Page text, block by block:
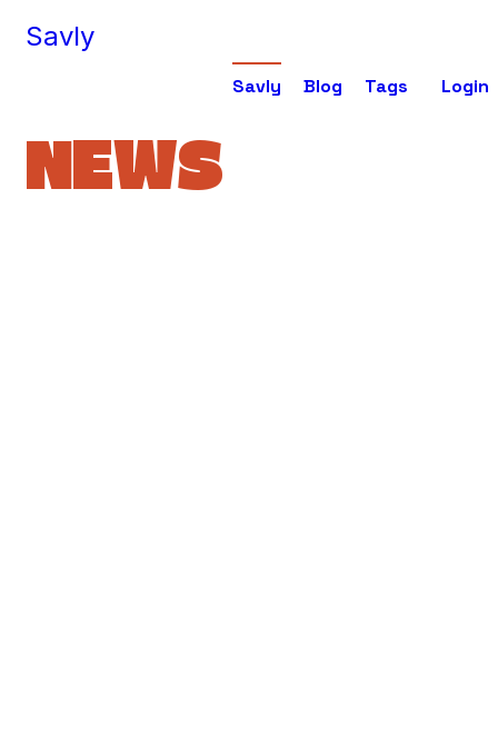
Savly
Savly Blog Tags Login
NEWS